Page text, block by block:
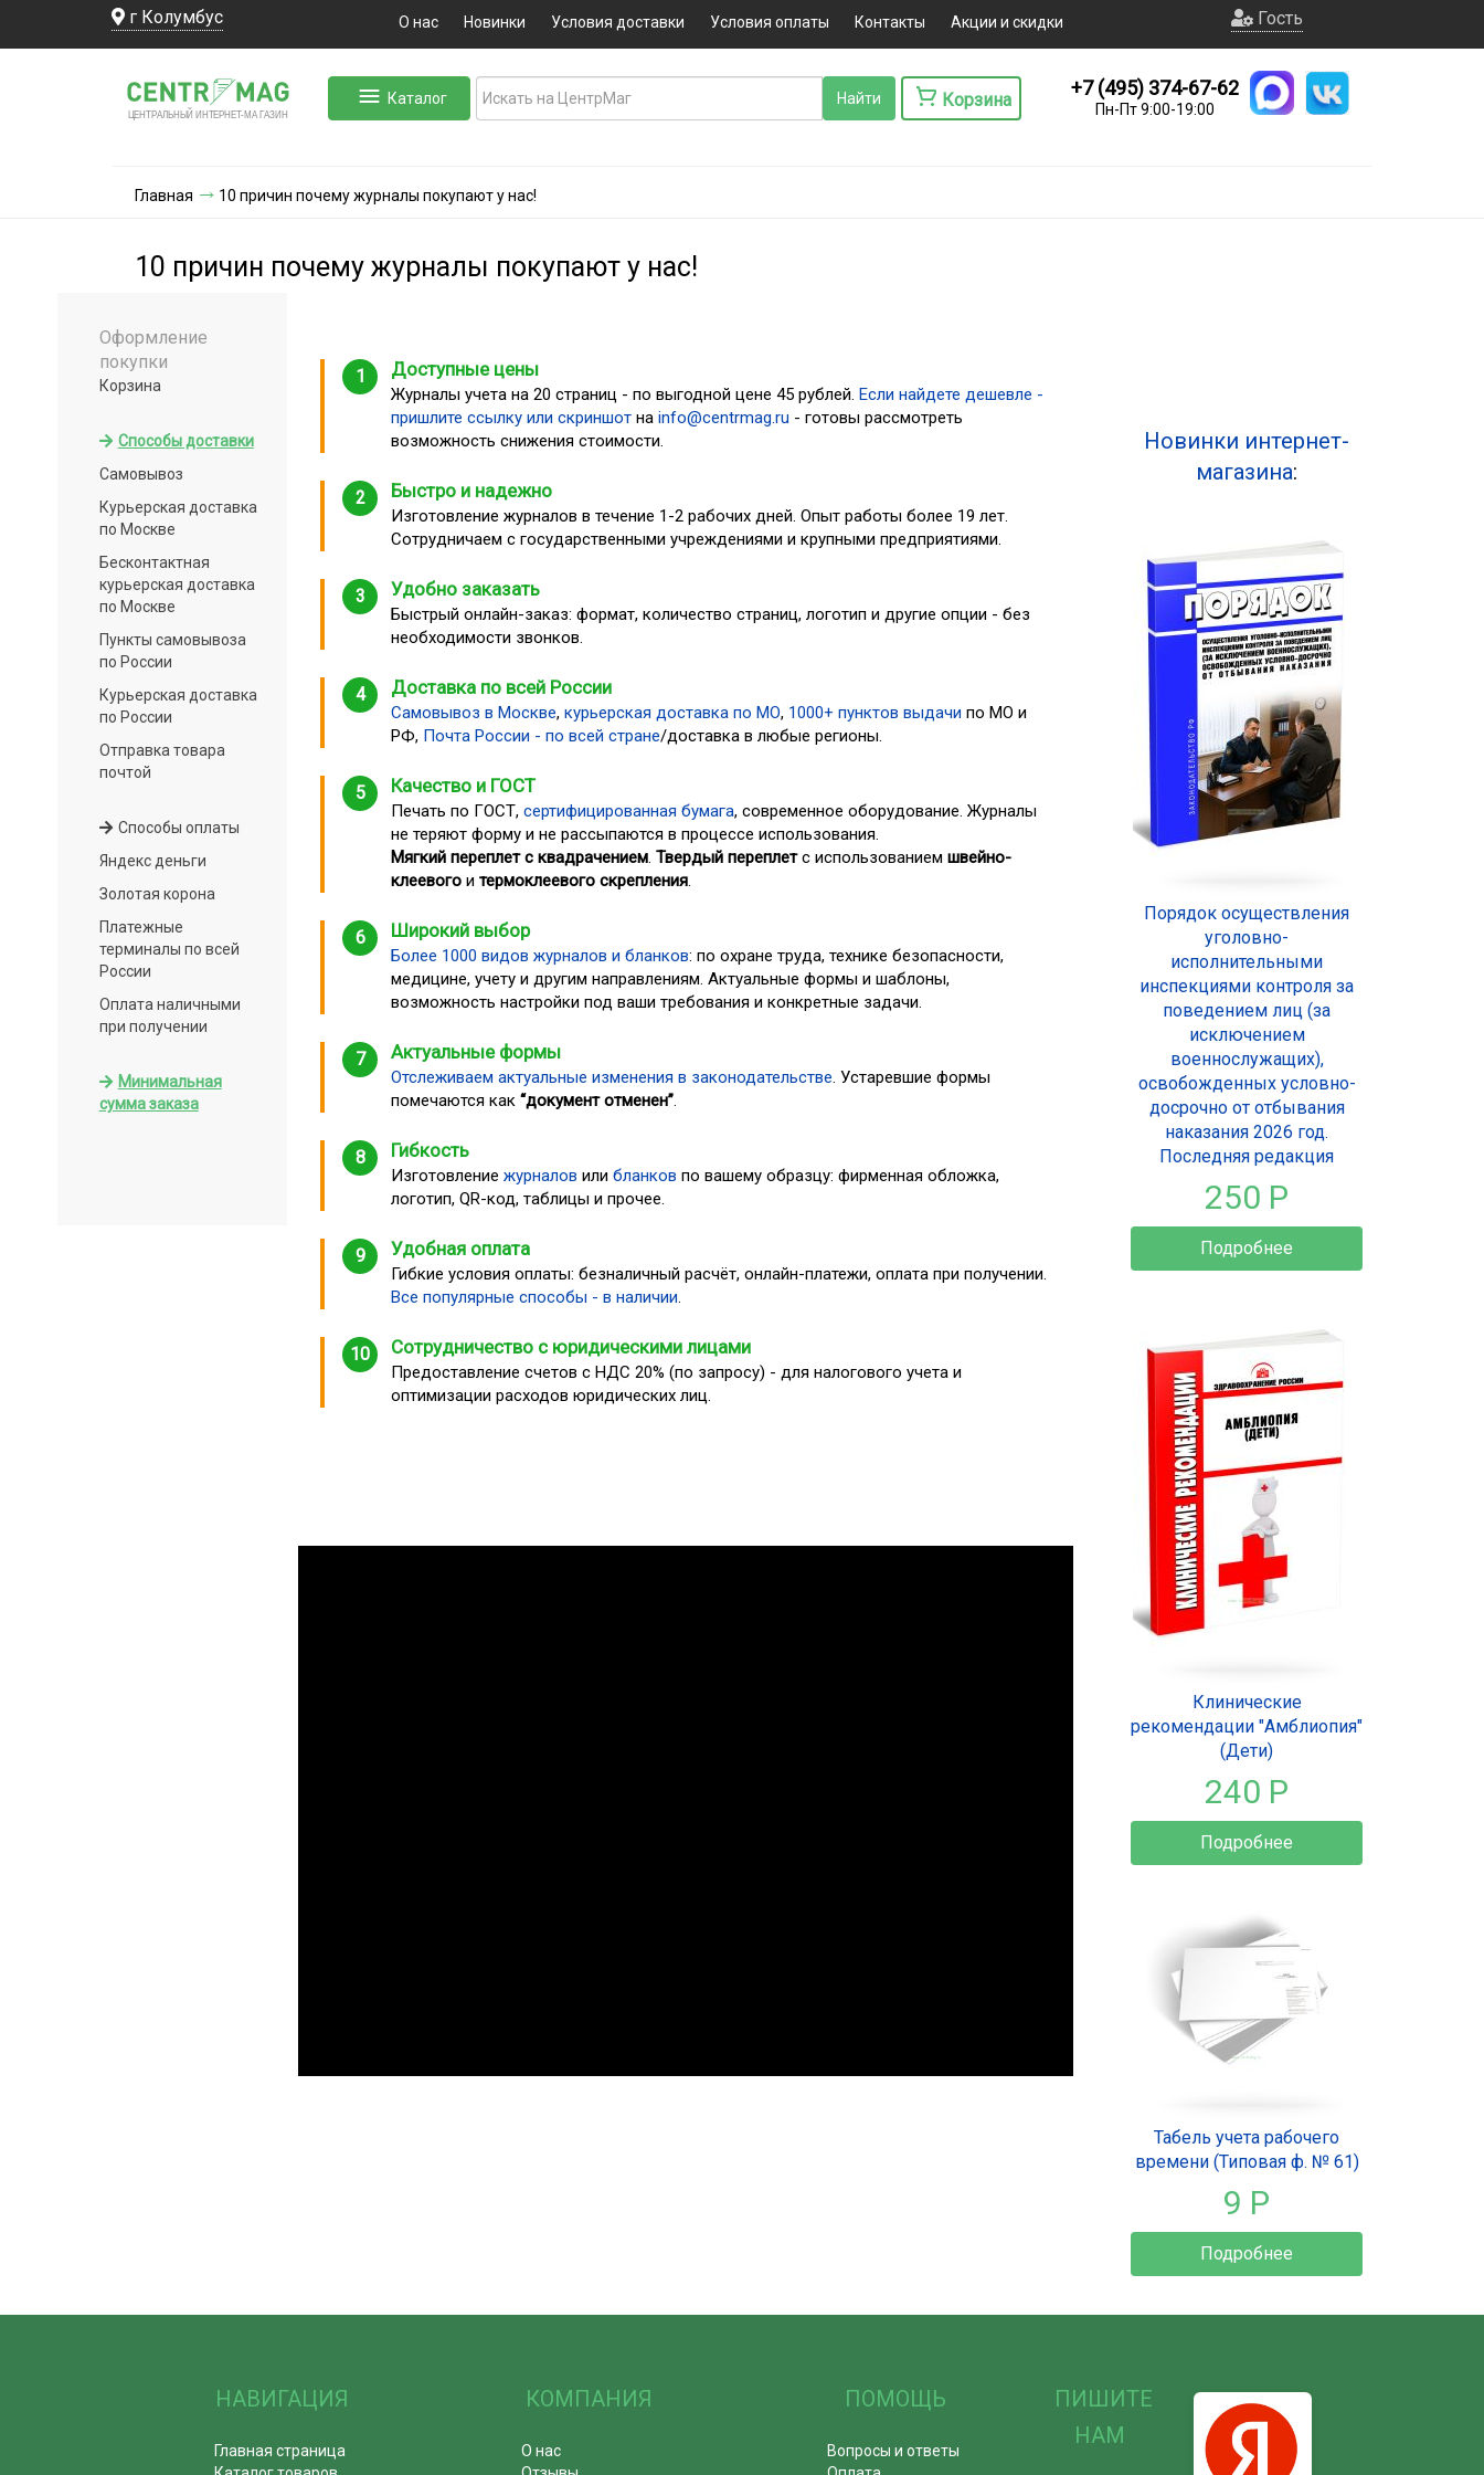
г Колумбус О нас Новинки Условия доставки Условия оплаты Контакты Акции и скидки Гость
ЦЕНТРАЛЬНЫЙ ИНТЕРНЕТ-МА ГАЗИН
Каталог Корзина
+7 (495) 374-67-62
Пн-Пт 9:00-19:00
Главная 10 причин почему журналы покупают у нас!
10 причин почему журналы покупают у нас!
Оформление
покупки
Корзина
Способы доставки
Самовывоз
Курьерская доставка
по Москве
Бесконтактная
курьерская доставка
по Москве
Пункты самовывоза
по России
Курьерская доставка
по России
Отправка товара
почтой
Способы оплаты
Яндекс деньги
Золотая корона
Платежные
терминалы по всей
России
Оплата наличными
при получении
Минимальная
сумма заказа
1 Доступные цены
Журналы учета на 20 страниц - по выгодной цене 45 рублей.Если найдете дешевле -
пришлите ссылку или скриншот наinfo@centrmag.ru - готовы рассмотреть
возможность снижения стоимости.
2 Быстро и надежно
Изготовление журналов в течение 1-2 рабочих дней. Опыт работы более 19 лет.
Сотрудничаем с государственными учреждениями и крупными предприятиями.
3 Удобно заказать
Быстрый онлайн-заказ: формат, количество страниц, логотип и другие опции - без
необходимости звонков.
4 Доставка по всей России
Самовывоз в Москве,курьерская доставка по МО, 1000+ пунктов выдачи по МО и
РФ, Почта России - по всей стране/доставка в любые регионы.
5 Качество и ГОСТ
Печать по ГОСТ,сертифицированная бумага, современное оборудование. Журналы
не теряют форму и не рассыпаются в процессе использования.
Мягкий переплет с квадрачением .Твердый переплетс использованиемшвейно-
клеевого итермоклеевого скрепления
6 Широкий выбор
Более 1000 видов журналов и бланков: по охране труда, технике безопасности,
медицине, учету и другим направлениям. Актуальные формы и шаблоны,
возможность настройки под ваши требования и конкретные задачи.
7 Актуальные формы
Отслеживаем актуальные изменения в законодательстве . Устаревшие формы
помечаются как“документ отменен”
8 Гибкость
Изготовлениежурналов илибланков по вашему образцу: фирменная обложка,
логотип, QR-код, таблицы и прочее.
9 Удобная оплата
Гибкие условия оплаты: безналичный расчёт, онлайн-платежи, оплата при получении.
Все популярные способы - в наличии
10 Сотрудничество с юридическими лицами
Предоставление счетов с НДС 20% (по запросу) - для налогового учета и
оптимизации расходов юридических лиц.
Новинки интернет-
магазина:
Порядок осуществления
уголовно-
исполнительными
инспекциями контроля за
поведением лиц (за
исключением
военнослужащих),
освобожденных условно-
досрочно от отбывания
наказания 2026 год.
Последняя редакция
250 Р
Подробнее
Клинические
рекомендации "Амблиопия"
(Дети)
240 Р
Подробнее
Табель учета рабочего
времени (Типовая ф. № 61)
9 Р
Подробнее
НАВИГАЦИЯ
Главная страница
КОМПАНИЯ
О нас
ПОМОЩЬ
Вопросы и ответы
ПИШИТЕ
НАМ